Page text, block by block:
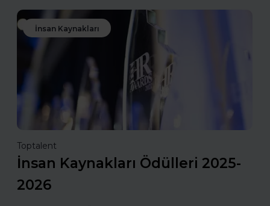
İnsan Kaynakları
Toptalent
İnsan Kaynakları Ödülleri 2025-
2026